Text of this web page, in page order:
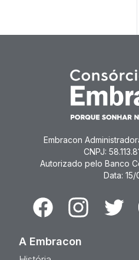
Embracon
CNPJ:
Autorizado pelo Banco
Data:
FacebookInstagramTwitter
A Embracon